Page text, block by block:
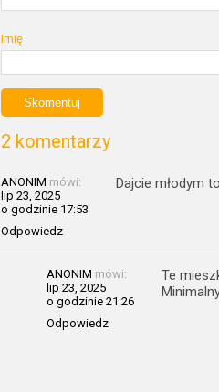
Imię
2 komentarzy
ANONIM mówi:
lip 23, 2025
o godzinie 17:53
Odpowiedz
Dajcie młodym
ANONIM mówi:
lip 23, 2025
o godzinie 21:26
Odpowiedz
Te